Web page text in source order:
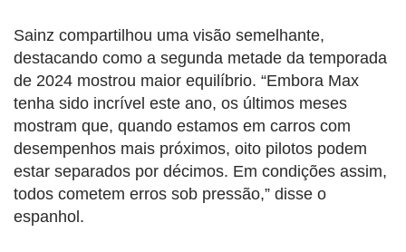
Sainz compartilhou uma visão semelhante,
destacando como a segunda metade da temporada
de 2024 mostrou maior equilíbrio. “Embora Max
tenha sido incrível este ano, os últimos meses
mostram que, quando estamos em carros com
desempenhos mais próximos, oito pilotos podem
estar separados por décimos. Em condições assim,
todos cometem erros sob pressão,” disse o
espanhol.